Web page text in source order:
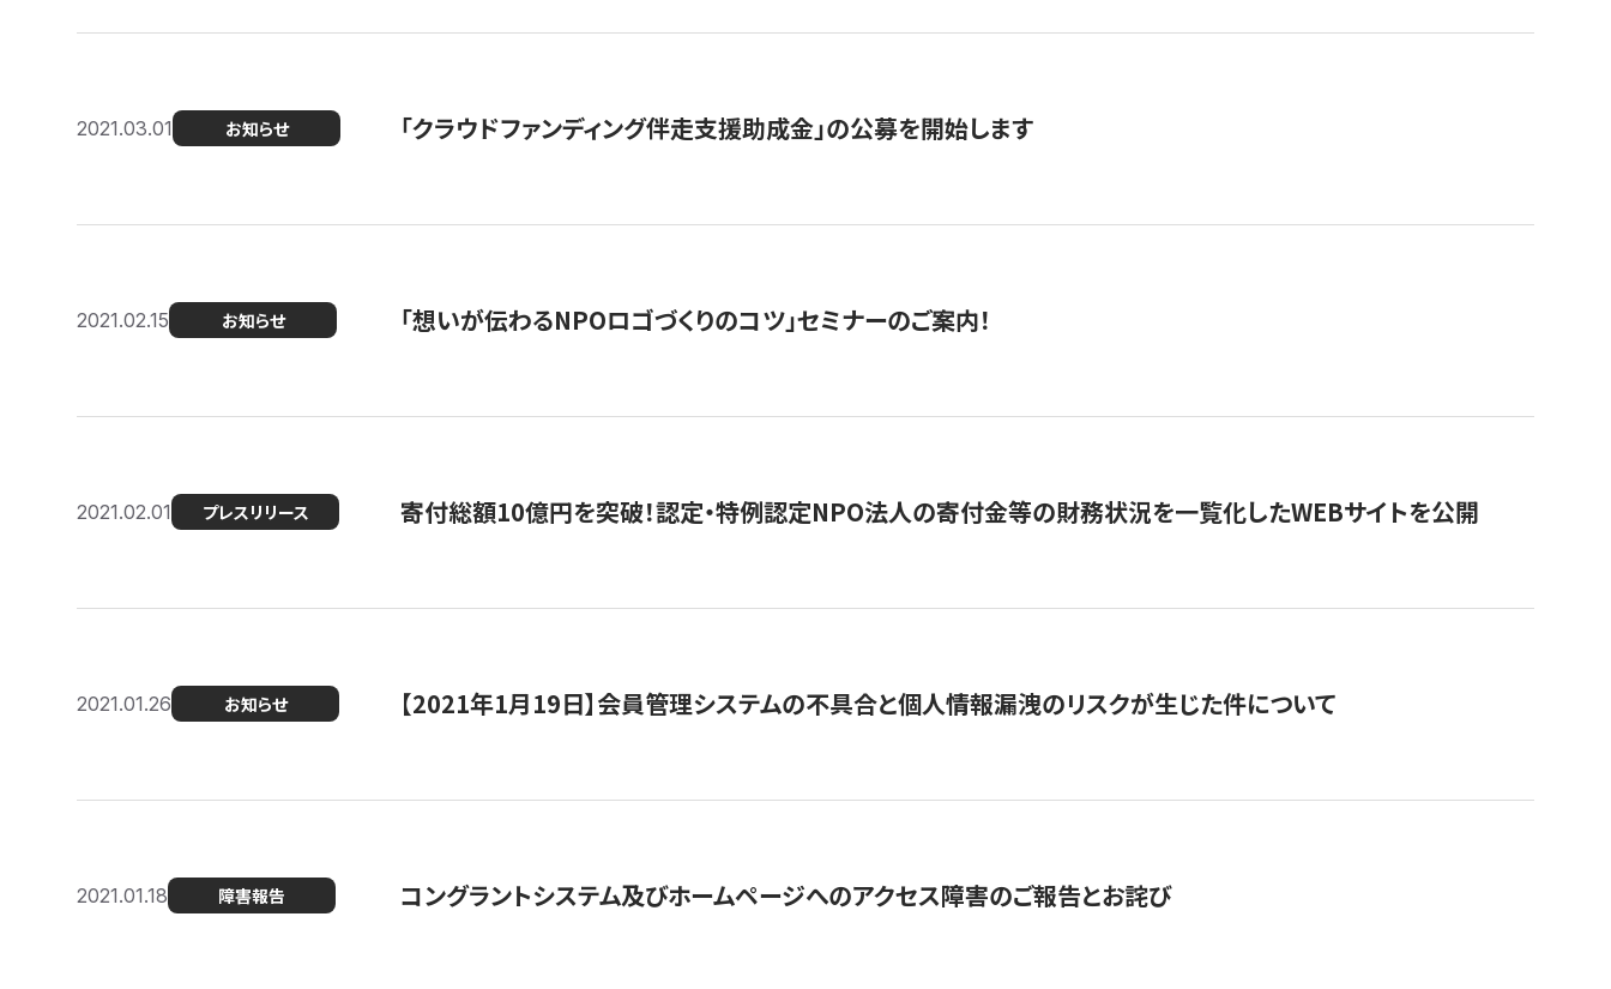
2021.03.01 お知らせ 「クラウドファンディング伴走支援助成金」の公募を開始します
2021.02.15 お知らせ 「想いが伝わるNPOロゴづくりのコツ」セミナーのご案内！
2021.02.01 プレスリリース 寄付総額10億円を突破！認定・特例認定NPO法人の寄付金等の財務状況を一覧化したWEBサイトを公開
2021.01.26 お知らせ 【2021年1月19日】会員管理システムの不具合と個人情報漏洩のリスクが生じた件について
2021.01.18 障害報告 コングラントシステム及びホームページへのアクセス障害のご報告とお詫び